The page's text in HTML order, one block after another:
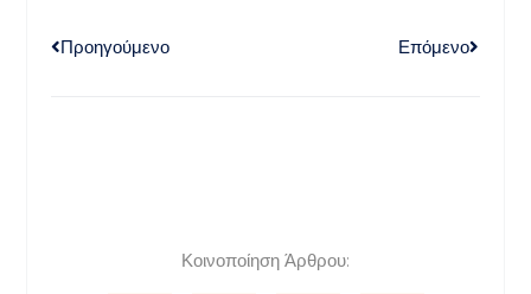
Προηγούμενο Επόμενο
Κοινοποίηση Άρθρου: